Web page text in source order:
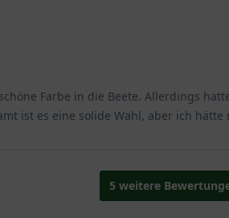
Farbe in die Beete. Allerdings
ist es eine solide Wahl, aber ich
5 weitere